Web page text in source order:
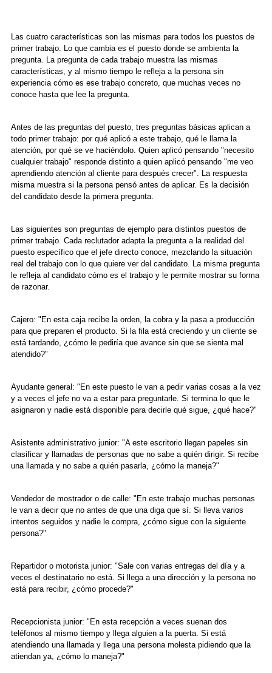
Las cuatro características son las mismas para todos los puestos de
primer trabajo. Lo que cambia es el puesto donde se ambienta la
pregunta. La pregunta de cada trabajo muestra las mismas
características, y al mismo tiempo le refleja a la persona sin
experiencia cómo es ese trabajo concreto, que muchas veces no
conoce hasta que lee la pregunta.
Antes de las preguntas del puesto, tres preguntas básicas aplican a
todo primer trabajo: por qué aplicó a este trabajo, qué le llama la
atención, por qué se ve haciéndolo. Quien aplicó pensando "necesito
cualquier trabajo" responde distinto a quien aplicó pensando "me veo
aprendiendo atención al cliente para después crecer". La respuesta
misma muestra si la persona pensó antes de aplicar. Es la decisión
del candidatodesde la primera pregunta.
Las siguientes son preguntas de ejemplo para distintos puestos de
primer trabajo. Cada reclutador adapta la pregunta a la realidad del
puesto específico que el jefe directo conoce, mezclando la situación
real del trabajo con lo que quiere ver del candidato. La misma pregunta
le refleja al candidato cómo es el trabajo y le permite mostrar su forma
de razonar.
Cajero: "En esta caja recibe la orden, la cobra y la pasa a producción
para que preparen el producto. Si la fila está creciendo y un cliente se
está tardando, ¿cómo le pediría que avance sin que se sienta mal
atendido?"
Ayudante general: "En este puesto le van a pedir varias cosas a la vez
y a veces el jefe no va a estar para preguntarle. Si termina lo que le
asignaron y nadie está disponible para decirle qué sigue, ¿qué hace?"
Asistente administrativo junior: "A este escritorio llegan papeles sin
clasificar y llamadas de personas que no sabe a quién dirigir. Si recibe
una llamada y no sabe a quién pasarla, ¿cómo la maneja?"
Vendedor de mostrador o de calle: "En este trabajo muchas personas
le van a decir que no antes de que una diga que sí. Si lleva varios
intentos seguidos y nadie le compra, ¿cómo sigue con la siguiente
persona?"
Repartidor o motorista junior: "Sale con varias entregas del día y a
veces el destinatario no está. Si llega a una dirección y la persona no
está para recibir, ¿cómo procede?"
Recepcionista junior: "En esta recepción a veces suenan dos
teléfonos al mismo tiempo y llega alguien a la puerta. Si está
atendiendo una llamada y llega una persona molesta pidiendo que la
atiendan ya, ¿cómo lo maneja?"